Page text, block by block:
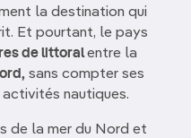
la destination qui
Et pourtant, le pays
de littoralentre la
sans compter ses
nautiques.
de la mer du Nord et